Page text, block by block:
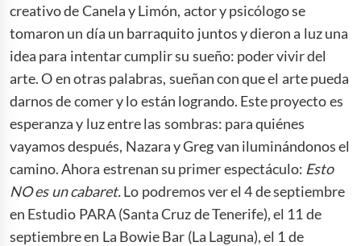
creativo de Canela y Limón, actor y psicólogo se
tomaron un día un barraquito juntos y dieron a luz una
idea para intentar cumplir su sueño: poder vivir del
arte. O en otras palabras, sueñan con que el arte pueda
darnos de comer y lo están logrando. Este proyecto es
esperanza y luz entre las sombras: para quiénes
vayamos después, Nazara y Greg van iluminándonos el
camino. Ahora estrenan su primer espectáculo: Esto
NO es un cabaret.Lo podremos ver el 4 de septiembre
en Estudio PARA (Santa Cruz de Tenerife), el 11 de
septiembre en La Bowie Bar (La Laguna), el 1 de